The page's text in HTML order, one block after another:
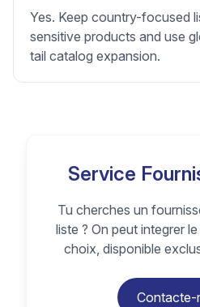
Yes. Keep country-focused
sensitive products and use
tail catalog expansion.
Service
Tu cherches un
liste ? On peut integrer
choix, disponible
Contacte-